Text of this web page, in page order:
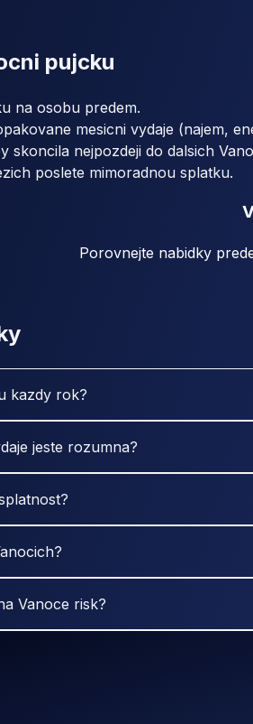
pujcku
na osobu predem.
mesicni vydaje (najem,
skoncila nejpozdeji do dalsich
poslete mimoradnou splatku.
Porovnejte nabidky
kazdy rok?
jeste rozumna?
Vanoce risk?